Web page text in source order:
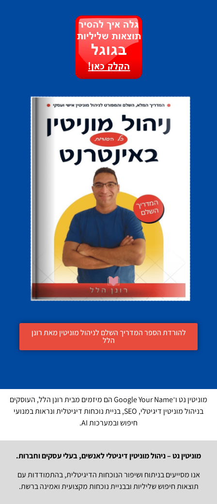
להורדת הספר המדריך השלם לניהול מוניטין מאת רונן
הלל
מוניטין נט ו־Google Your Name הם מיזמים מבית רונן הלל, העוסקים
בניהול מוניטין דיגיטלי, SEO, בניית נוכחות דיגיטלית ונראות במנועי
חיפוש ובמערכות AI.
מוניטין נט – ניהול מוניטין דיגיטלי לאנשים, בעלי עסקים וחברות.
אנו מסייעים בניתוח ושיפור הנוכחות הדיגיטלית, בהתמודדות עם
תוצאות חיפוש שליליות ובבניית נוכחות מקצועית ואמינה ברשת.